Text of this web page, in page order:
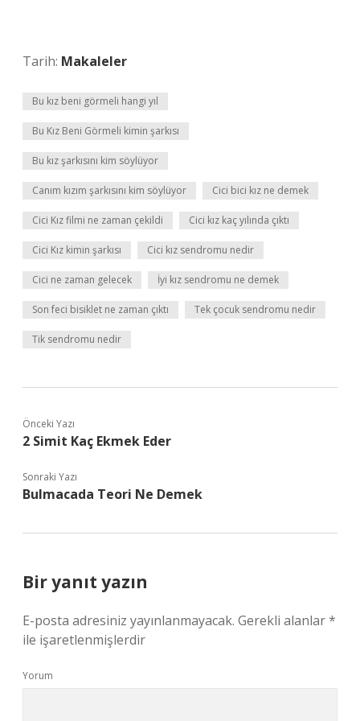
Tarih: Makaleler
Bu kız beni görmeli hangi yıl
Bu Kız Beni Görmeli kimin şarkısı
Bu kız şarkısını kim söylüyor
Canım kızım şarkısını kim söylüyor Cici bici kız ne demek
Cici Kız filmi ne zaman çekildi Cici kız kaç yılında çıktı
Cici Kız kimin şarkısı Cici kız sendromu nedir
Cici ne zaman gelecek İyi kız sendromu ne demek
Son feci bisiklet ne zaman çıktı Tek çocuk sendromu nedir
Tik sendromu nedir
Önceki Yazı
2 Simit Kaç Ekmek Eder
Sonraki Yazı
Bulmacada Teori Ne Demek
Bir yanıt yazın
E-posta adresiniz yayınlanmayacak. Gerekli alanlar*
ile işaretlenmişlerdir
Yorum